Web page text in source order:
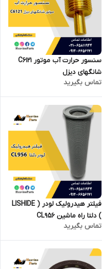
سنسور حرارت آب موتور C6121
شانگهای دیزل
تماس بگیرید
فیلتر هیدرولیک لودر ( LISHIDE
) دلتا راه ماشین CL956
تماس بگیرید